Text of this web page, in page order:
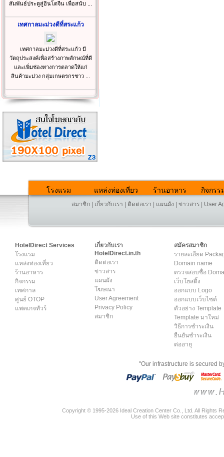
สัมพันธ์ประตูสู่อินโดจีน เพื่อสนับ ...
เทศกาลมะม่วงดีที่สระแก้ว
เทศกาลมะม่วงดีที่สระแก้ว มี
วัตถุประสงค์เพื่อสร้างภาพลักษณ์ที่ดี
และเพิ่มช่องทางการตลาดให้แก่
สินค้ามะม่วง กลุ่มเกษตรกรชาว ...
โรงแรม แหล่งท่องเที่ยว ร้านอาหาร กิจกรร
สมาชิก เกี่ยวกับเรา ติดต่อเรา แผนผัง ข่าวสาร User
HotelDirect Services
โรงแรม
แหล่งท่องเที่ยว
ร้านอาหาร
กิจกรรม
เทศกาล
ศูนย์ OTOP
แพคเกจทัวร์
เกี่ยวกับเรา
HotelDirect.in.th
ติดต่อเรา
ข่าวสาร
แผนผัง
โฆษณา
User Agreement
Privacy Policy
สมาชิก
สมัครสมาชิก
รายละเอียด
Domain name
ตรวจสอบชื่อ
เว็บโฮสติ้ง
ออกแบบ Logo
ออกแบบเว็บไซต์
ตัวอย่าง Template
Template มาใหม่
วิธีการชำระเงิน
ยืนยันชำระเงิน
ต่ออายุ
"Our infrastructure is secured
Copyright © 1995-2026 Ideal Creation Center Co., Ltd. All Rights
Use of this Web site constitutes